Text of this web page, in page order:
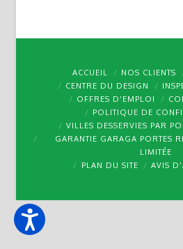
ACCUEIL NOS CLIENTS
CENTRE DU DESIGN
OFFRES D’EMPLOI
POLITIQUE DE
VILLES DESSERVIES PAR
GARANTIE GARAGA PORTES
LIMITÉE
PLAN DU SITE
AVIS